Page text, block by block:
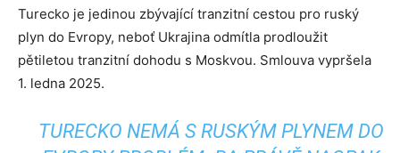
Turecko je jedinou zbývající tranzitní cestou pro ruský
plyn do Evropy, neboť Ukrajina odmítla prodloužit
pětiletou tranzitní dohodu s Moskvou. Smlouva vypršela
1. ledna 2025.
TURECKO NEMÁ S RUSKÝM PLYNEM DO